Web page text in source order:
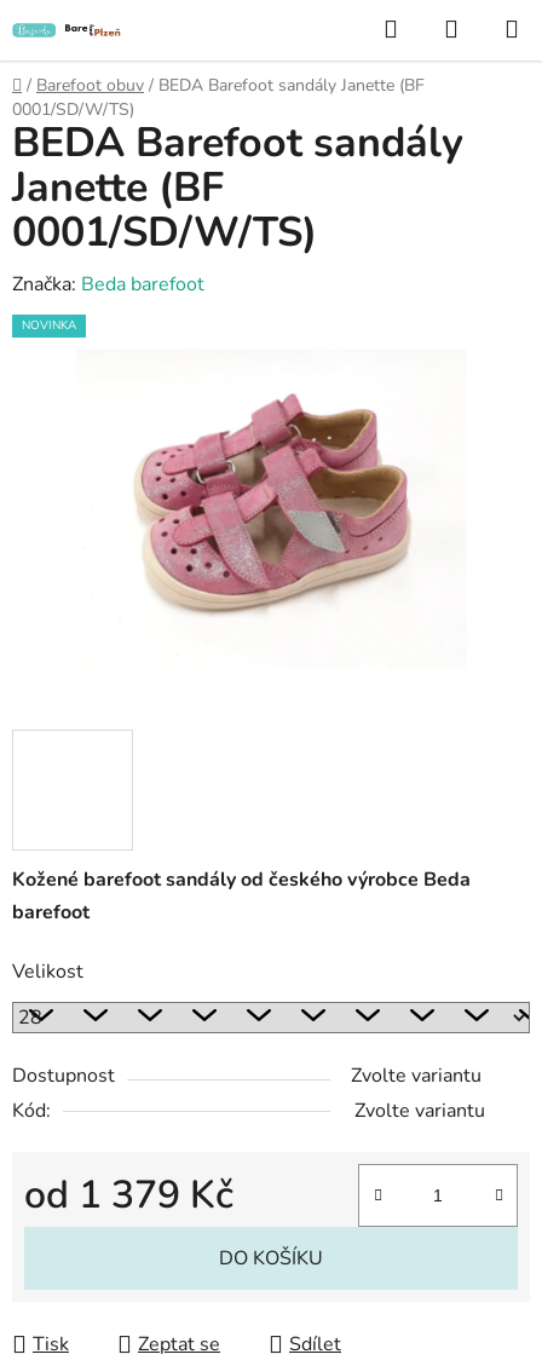
na
obsah
Hledat
KOŠÍK
Domů
/ Barefoot obuv / BEDA Barefoot sandály Janette (BF
0001/SD/W/TS)
Kožené barefoot sandály od českého výrobce Beda
barefoot
Velikost
Dostupnost
Zvolte variantu
Kód:
Zvolte variantu
od 1 379 Kč
Měrná cena:
DO KOŠÍKU
Tisk Zeptat se Sdílet
BEDA Barefoot sandály
Janette (BF
0001/SD/W/TS)
Značka: Beda barefoot
NOVINKA